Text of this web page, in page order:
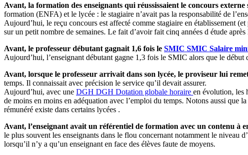
Avant, la formation des enseignants qui réussissaient le concours externe
formation (ENFA) et le lycée : le stagiaire n’avait pas la responsabilité de
Aujourd’hui, le reçu concours est affecté comme stagiaire en établissement
sur un petit nombre de semaines. Le fait d’avoir fait cinq années d étude
Avant, le professeur débutant gagnait 1,6 fois le SMIC SMIC Salaire
Aujourd’hui, l’enseignant débutant gagne 1,3 fois le SMIC alors que le
Avant, lorsque le professeur arrivait dans son lycée, le proviseur lui
temps. Il connaissait avec précision le service qu’il devait assurer.
Aujourd’hui, avec une DGH DGH Dotation globale horaire en évolution, les
de moins en moins en adéquation avec l’emploi du temps. Notons aussi que
rémunéré existe dans certains lycées .
Avant, l’enseignant avait un référentiel de formation avec un contenu à
le plus souvent les enseignants dans le flou concernant notamment le niveau
lorsqu’il n’y a qu’un enseignant en face des élèves faute de moyens.